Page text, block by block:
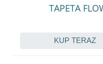
TAPETA
KUP TERAZ